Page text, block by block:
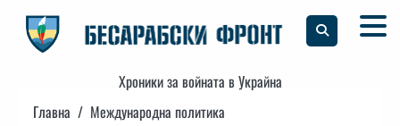
content
Хроники за войната в Украйна
Главна
Международна политика